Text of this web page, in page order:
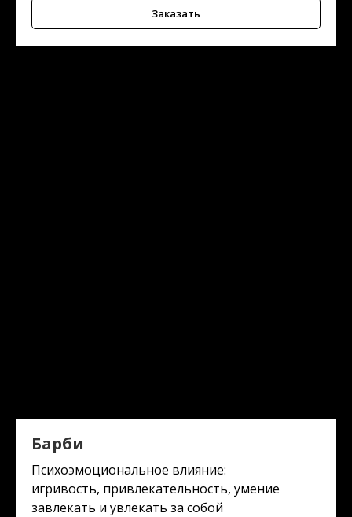
Заказать
Барби
Психоэмоциональное влияние:
игривость, привлекательность, умение
завлекать и увлекать за собой